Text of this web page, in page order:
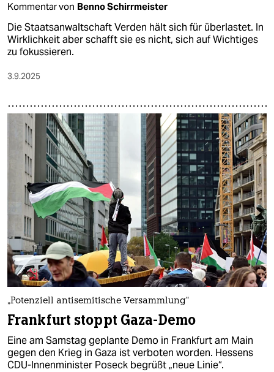
Kommentar von Benno Schirrmeister
Die Staatsanwaltschaft Verden hält sich für überlastet. In
Wirklichkeit aber schafft sie es nicht, sich auf Wichtiges
zu fokussieren.
3.9.2025
„Potenziell antisemitische Versammlung“
Frankfurt stoppt Gaza-Demo
Eine am Samstag geplante Demo in Frankfurt am Main
gegen den Krieg in Gaza ist verboten worden. Hessens
CDU-Innenminister Poseck begrüßt „neue Linie“.